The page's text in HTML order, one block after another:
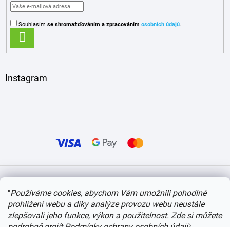
"Používáme cookies, abychom Vám umožnili pohodlné
prohlížení webu a díky analýze provozu webu neustále
zlepšovali jeho funkce, výkon a použitelnost. Zde si můžete
Souhlasím se shromažďováním a zpracováním osobních údajů.
SE
Instagram
Copyright 2026 itvlaky.cz . Všechna práva vyhrazena. Upravit nastavení cookies